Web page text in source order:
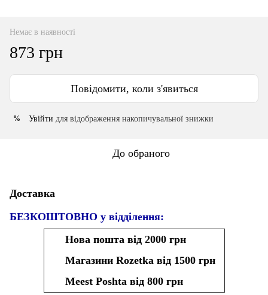
Немає в наявності
873 грн
Повідомити, коли з'явиться
% Увійти для відображення накопичувальної знижки
До обраного
Доставка
БЕЗКОШТОВНО у відділення:
Нова пошта від 2000 грн
Магазини Rozetka від 1500 грн
Meest Poshta від 800 грн